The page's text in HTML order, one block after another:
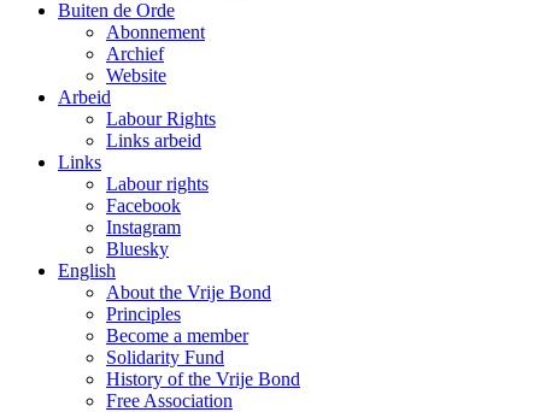
Buiten de Orde
Abonnement
Archief
Website
Arbeid
Labour Rights
Links arbeid
Links
Labour rights
Facebook
Instagram
Bluesky
English
About the Vrije Bond
Principles
Become a member
Solidarity Fund
History of the Vrije Bond
Free Association